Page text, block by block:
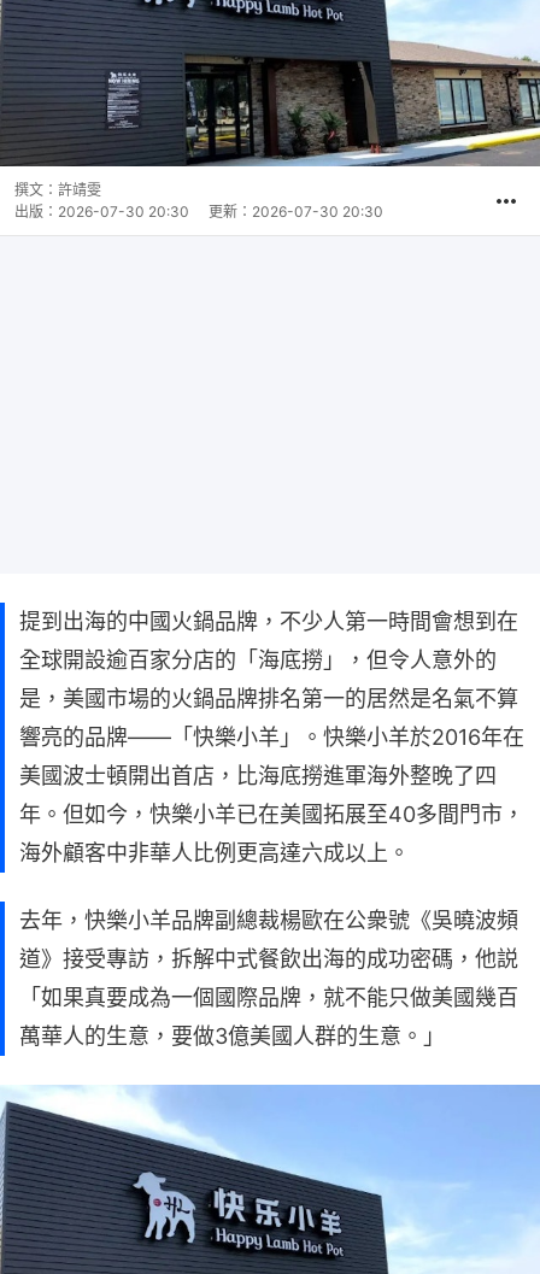
撰文： 許靖雯
出版： 2026-07-30 20:30 更新： 2026-07-30 20:30
提到出海的中國火鍋品牌，不少人第一時間會想到在
全球開設逾百家分店的「海底撈」，但令人意外的
是，美國市場的火鍋品牌排名第一的居然是名氣不算
響亮的品牌——「快樂小羊」。快樂小羊於2016年在
美國波士頓開出首店，比海底撈進軍海外整晚了四
年。但如今，快樂小羊已在美國拓展至40多間門市，
海外顧客中非華人比例更高達六成以上。
去年，快樂小羊品牌副總裁楊歐在公衆號《吳曉波頻
道》接受專訪，拆解中式餐飲出海的成功密碼，他説
「如果真要成為一個國際品牌，就不能只做美國幾百
萬華人的生意，要做3億美國人群的生意。」